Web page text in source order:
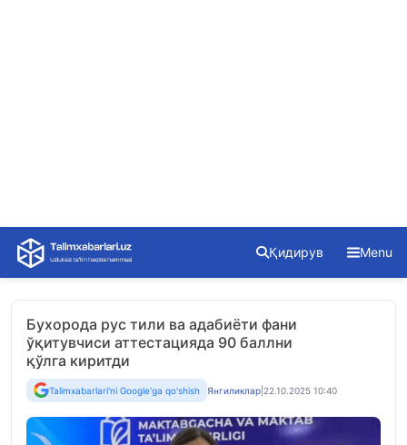
Skip
content
Қидирув Menu
Бухорода рус тили ва адабиёти фани
ўқитувчиси аттестацияда 90 баллни
қўлга киритди
Talimxabarlari'ni Google'ga qo'shish Янгиликлар 22.10.2025 10:40